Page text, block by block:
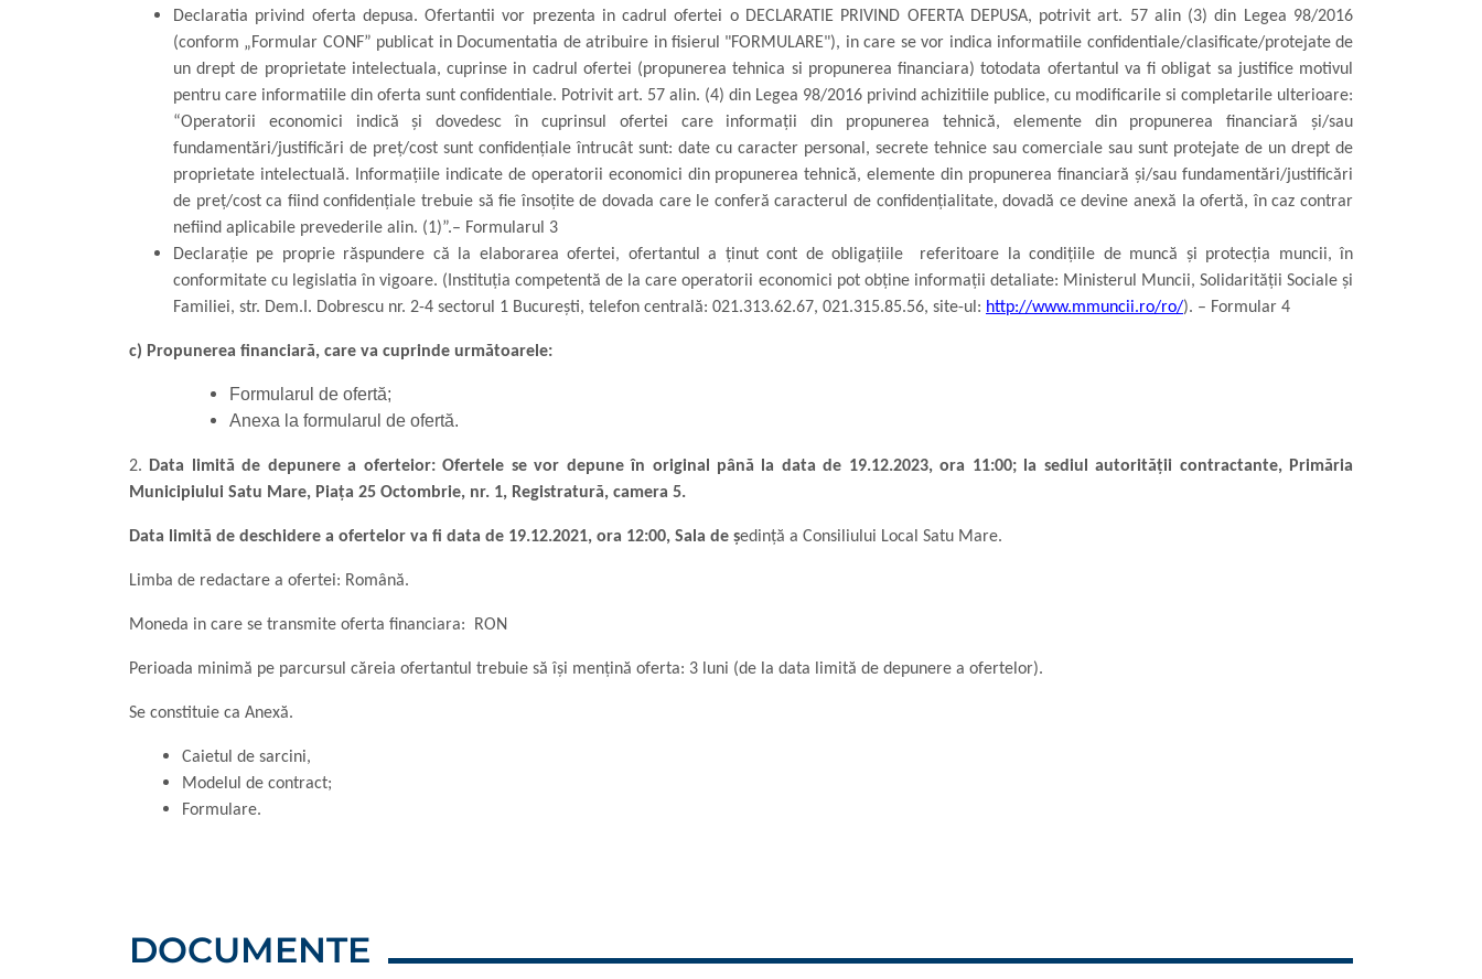
Declaratia privind oferta depusa. Ofertantii vor prezenta in cadrul ofertei o DECLARATIE PRIVIND OFERTA DEPUSA, potrivit art. 57 alin (3) din Legea 98/2016
(conform „Formular CONF” publicat in Documentatia de atribuire in fisierul "FORMULARE"), in care se vor indica informatiile confidentiale/clasificate/protejate de
un drept de proprietate intelectuala, cuprinse in cadrul ofertei (propunerea tehnica si propunerea financiara) totodata ofertantul va fi obligat sa justifice motivul
pentru care informatiile din oferta sunt confidentiale. Potrivit art. 57 alin. (4) din Legea 98/2016 privind achizitiile publice, cu modificarile si completarile ulterioare:
“Operatorii economici indică şi dovedesc în cuprinsul ofertei care informaţii din propunerea tehnică, elemente din propunerea financiară şi/sau
fundamentări/justificări de preţ/cost sunt confidenţiale întrucât sunt: date cu caracter personal, secrete tehnice sau comerciale sau sunt protejate de un drept de
proprietate intelectuală. Informaţiile indicate de operatorii economici din propunerea tehnică, elemente din propunerea financiară şi/sau fundamentări/justificări
de preţ/cost ca fiind confidenţiale trebuie să fie însoţite de dovada care le conferă caracterul de confidenţialitate, dovadă ce devine anexă la ofertă, în caz contrar
nefiind aplicabile prevederile alin. (1)”.– Formularul 3
Declaraţie pe proprie răspundere că la elaborarea ofertei, ofertantul a ţinut cont de obligaţiile referitoare la condiţiile de muncă şi protecţia muncii, în
conformitate cu legislatia în vigoare. (Instituţia competentă de la care operatorii economici pot obţine informaţii detaliate: Ministerul Muncii, Solidarităţii Sociale şi
Familiei, str. Dem.I. Dobrescu nr. 2-4 sectorul 1 Bucureşti, telefon centrală: 021.313.62.67, 021.315.85.56, site-ul: http://www.mmuncii.ro/ro/). – Formular 4
c) Propunerea financiară, care va cuprinde următoarele:
Formularul de ofertă;
Anexa la formularul de ofertă.
2.
Data limită de depunere a oferteior: Ofertele se vor depune în original până la data de 19.12.2023, ora 11:00; la sediul autorităţii contractante, Primăria
Municipiului Satu Mare, Piaţa 25 Octombrie, nr. 1, Registratură, camera 5.
Data limită de deschidere a ofertelor va fi data de 19.12.2021, ora 12:00, Sala de ședință a Consiliului Local Satu Mare.
Limba de redactare a ofertei: Română.
Moneda in care se transmite oferta financiara: RON
Perioada minimă pe parcursul căreia ofertantul trebuie să își mențină oferta: 3 luni (de la data limită de depunere a ofertelor).
Se constituie ca Anexă.
Caietul de sarcini,
Modelul de contract;
Formulare.
DOCUMENTE